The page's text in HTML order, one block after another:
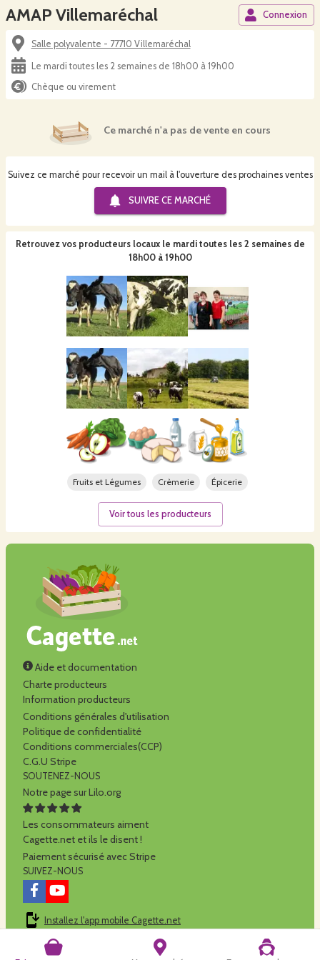
AMAP Villemaréchal Connexion
Salle polyvalente - 77710 Villemaréchal
Le mardi toutes les 2 semaines de 18h00 à 19h00
Chèque ou virement
Ce marché n'a pas de vente en cours
Suivez ce marché pour recevoir un mail à l'ouverture des prochaines ventes
SUIVRE CE MARCHÉ
Retrouvez vos producteurs locaux le mardi toutes les 2 semaines de
18h00 à 19h00
Fruits et Légumes Crèmerie Épicerie
Voir tous les producteurs
Aide et documentation
Charte producteurs
Information producteurs
Conditions générales d'utilisation
Politique de confidentialité
Conditions commerciales(CCP)
C.G.U Stripe
SOUTENEZ-NOUS
Notre page sur Lilo.org
Les consommateurs aiment
Cagette.net et ils le disent !
Paiement sécurisé avec Stripe
SUIVEZ-NOUS
Installez l'app mobile Cagette.net
Cagette.net est réalisé par la SCOP Alilo